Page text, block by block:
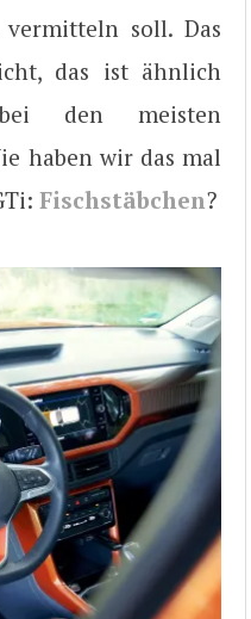
soll. Das
das ist ähnlich
den meisten
haben wir das mal
Fischstäbchen?